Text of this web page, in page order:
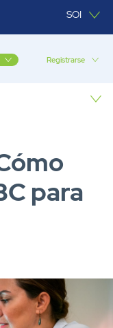
SOI
Registrarse
para